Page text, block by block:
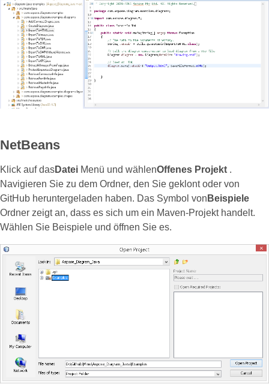
NetBeans
Klick auf dasDatei Menü und wählenOffenes Projekt .
Navigieren Sie zu dem Ordner, den Sie geklont oder von
GitHub heruntergeladen haben. Das Symbol von Beispiele
Ordner zeigt an, dass es sich um ein Maven-Projekt handelt.
Wählen Sie Beispiele und öffnen Sie es.